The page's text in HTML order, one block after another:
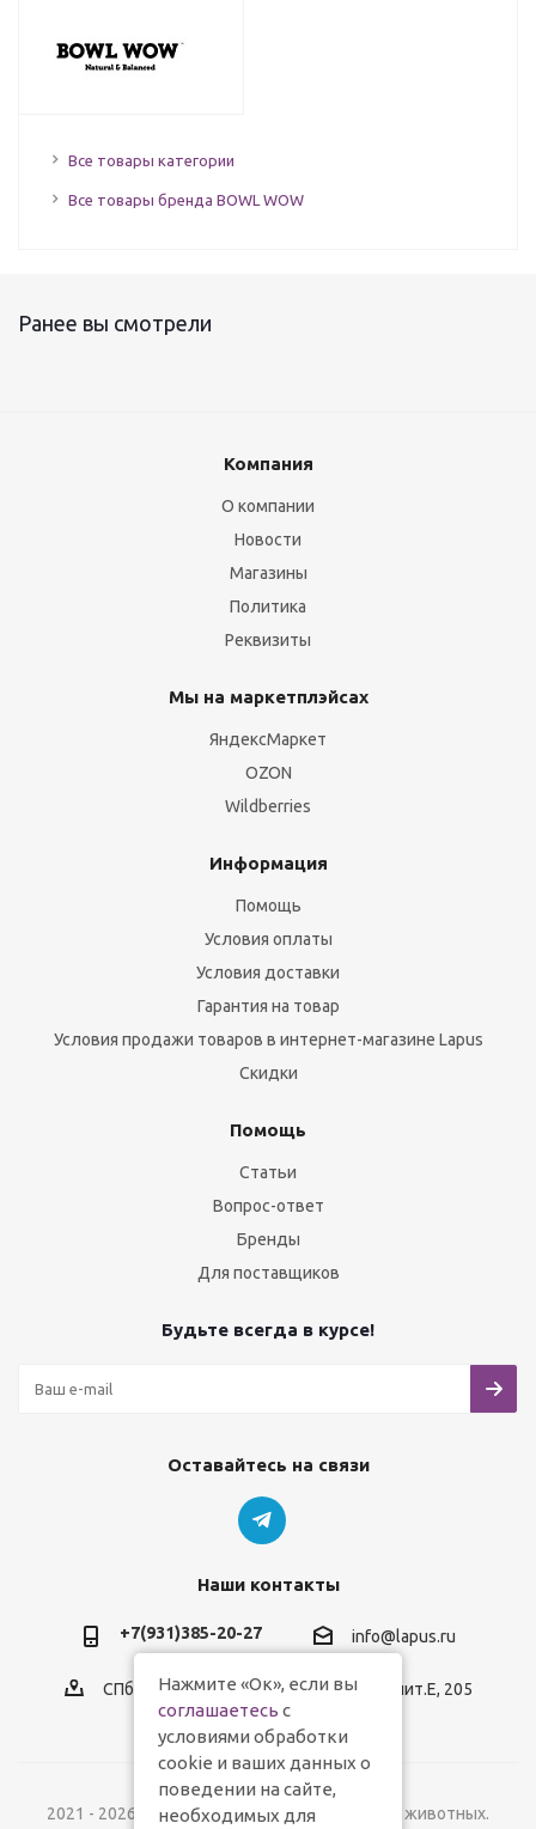
Все товары категории
Все товары бренда BOWL WOW
Ранее вы смотрели
Компания
О компании
Новости
Магазины
Политика
Реквизиты
Мы на маркетплэйсах
ЯндексМаркет
OZON
Wildberries
Информация
Помощь
Условия оплаты
Условия доставки
Гарантия на товар
Условия продажи товаров в интернет-магазине Lapus
Скидки
Помощь
Статьи
Вопрос-ответ
Бренды
Для поставщиков
Будьте всегда в курсе!
Оставайтесь на связи
Наши контакты
+7(931)385-20-27 info@lapus.ru
СПб, пр.Обуховской Обороны, д.116, лит.Е, 205
2021 - 2026 © Lapus.ru - магазин товаров для животных.
Нажмите «Ок», если вы
соглашаетесь с
условиями обработки
cookie и ваших данных о
поведении на сайте,
необходимых для